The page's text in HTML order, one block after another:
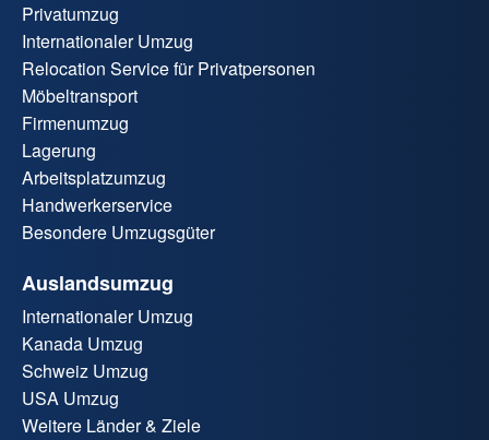
Privatumzug
Internationaler Umzug
Relocation Service für Privatpersonen
Möbeltransport
Firmenumzug
Lagerung
Arbeitsplatzumzug
Handwerkerservice
Besondere Umzugsgüter
Auslandsumzug
Internationaler Umzug
Kanada Umzug
Schweiz Umzug
USA Umzug
Weitere Länder & Ziele